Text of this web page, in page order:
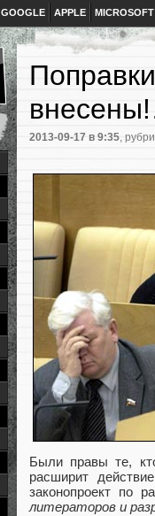
GOOGLE APPLE MICROSOFT
2013-09-17 в 9:35,
Были правы те,
расширит
законопроект по
литераторов и